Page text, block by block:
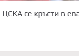
се кръсти в